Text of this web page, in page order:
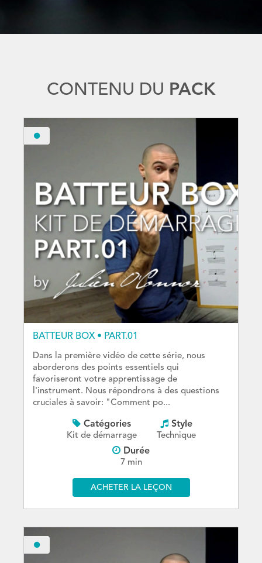
CONTENU DU PACK
BATTEUR BOX • PART.01
Dans la première vidéo de cette série, nous
aborderons des points essentiels qui
favoriseront votre apprentissage de
l'instrument. Nous répondrons à des questions
cruciales à savoir: "Comment po...
Catégories
Kit de démarrage
Style
Technique
Durée
7 min
ACHETER LA LEÇON